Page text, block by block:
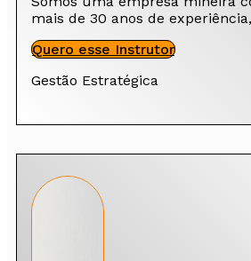
mais de 30 anos de
Quero esse Instrutor
Gestão Estratégica